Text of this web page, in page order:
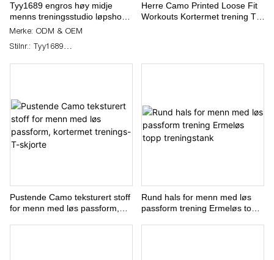
Tyy1689 engros høy midje
menns treningsstudio løpshorts
vevd rask tørr pustende
Merke: ODM & OEM
Stilnr.: Tyy1689
Fabrikkpris: Forhandle
Western Union, T/T, PayPal
Betaling: 30% innskudd og saldo
70% betalinger før frakt
Min. Order Mengde: 100 sett per
ODM & OEM: akseptabel
Port: Shenzhen Port
Sertifisering: BSCI, ISO19001
Herre Camo Printed Loose Fit
Workouts Kortermet trening T-
Pustende Camo teksturert stoff
for menn med løs passform,
Rund hals for menn med løs
passform trening Ermeløs topp